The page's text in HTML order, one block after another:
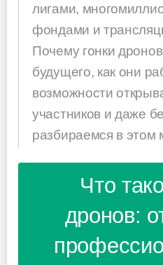
лигами,
фондами и
Почему гонки
будущего, как они
возможности
участников и даже
разбираемся в этом
Что
дронов: